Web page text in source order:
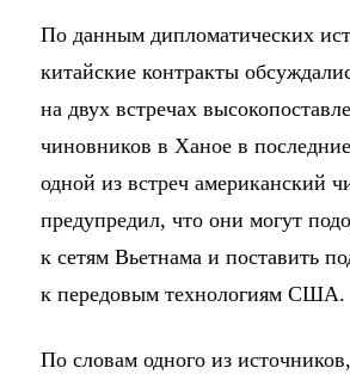
По данным дипломатических
китайские контракты
на двух встречах
чиновников в Ханое в
одной из встреч американский
предупредил, что они могут
к сетям Вьетнама и поставить
к передовым технологиям США.
По словам одного из